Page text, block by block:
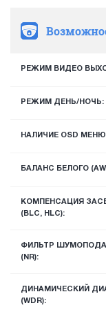
РЕЖИМ ВИДЕО
РЕЖИМ ДЕНЬ/НОЧЬ:
НАЛИЧИЕ OSD
БАЛАНС БЕЛОГО
КОМПЕНСАЦИЯ
(BLC, HLC):
ФИЛЬТР
(NR):
ДИНАМИЧЕСКИЙ
(WDR):